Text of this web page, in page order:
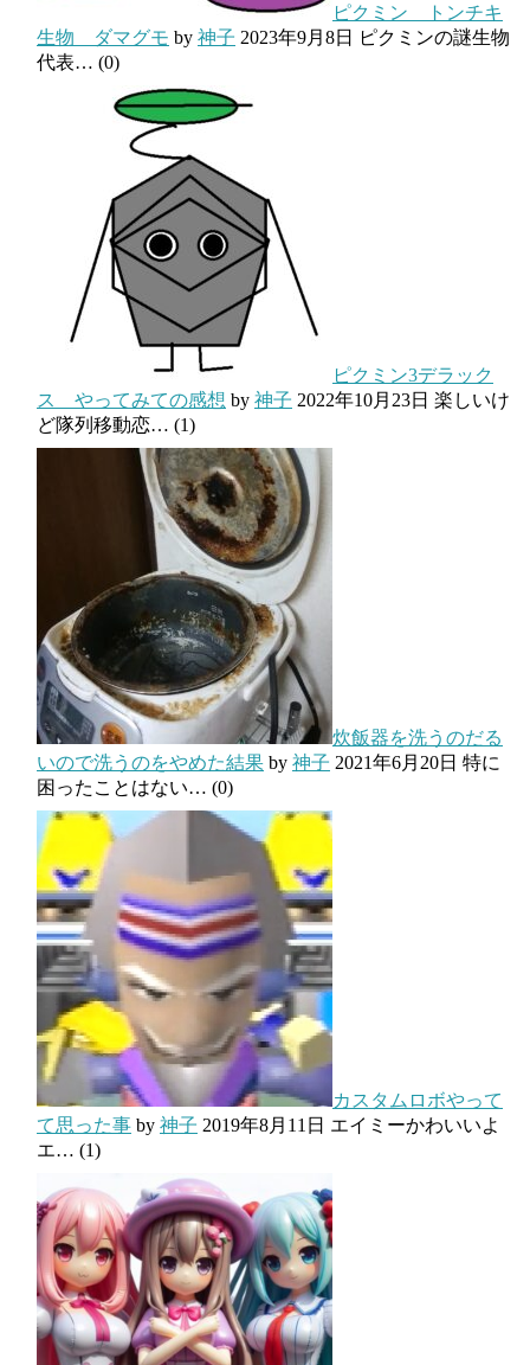
ピクミン トンチキ
生物 ダマグモ by 神子 2023年9月8日
ピクミンの謎生物
代表… (0)
ピクミン3デラック
ス やってみての感想 by 神子 2022年10月23日 楽しいけ
ど隊列移動恋… (1)
炊飯器を洗うのだる
いので洗うのをやめた結果 by 神子 2021年6月20日 特に
困ったことはない… (0)
カスタムロボやって
て思った事 by 神子 2019年8月11日 エイミーかわいいよ
エ… (1)